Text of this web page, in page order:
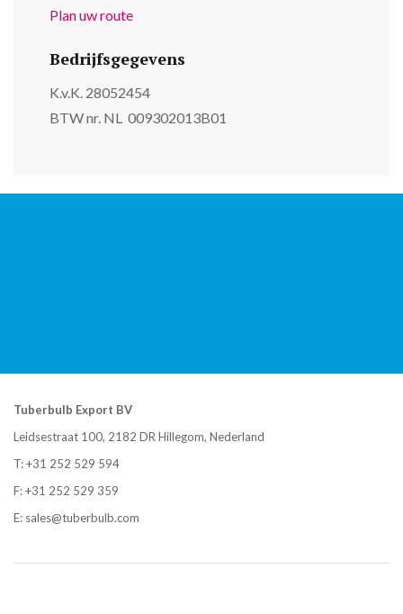
Plan uw route
Bedrijfsgegevens
K.v.K. 28052454
BTW nr. NL 009302013B01
Tuberbulb Export BV
Leidsestraat 100, 2182 DR Hillegom, Nederland
T:+31 252 529 594
F: +31 252 529 359
E: sales@tuberbulb.com